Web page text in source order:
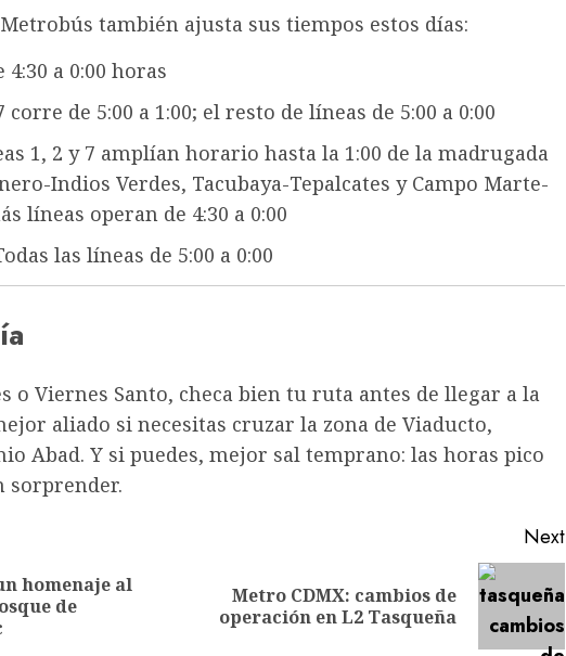
también ajusta sus tiempos estos días:
a 0:00 horas
corre de 5:00 a 1:00; el resto de líneas de 5:00 a 0:00
1, 2 y 7 amplían horario hasta la 1:00 de la madrugada
Indios Verdes, Tacubaya-Tepalcates y Campo Marte-
líneas operan de 4:30 a 0:00
las líneas de 5:00 a 0:00
o Viernes Santo, checa bien tu ruta antes de llegar a la
aliado si necesitas cruzar la zona de Viaducto,
Abad. Y si puedes, mejor sal temprano: las horas pico
sorprender.
Previous
homenaje al
de
Next
Metro CDMX: cambios de
operación en L2 Tasqueña